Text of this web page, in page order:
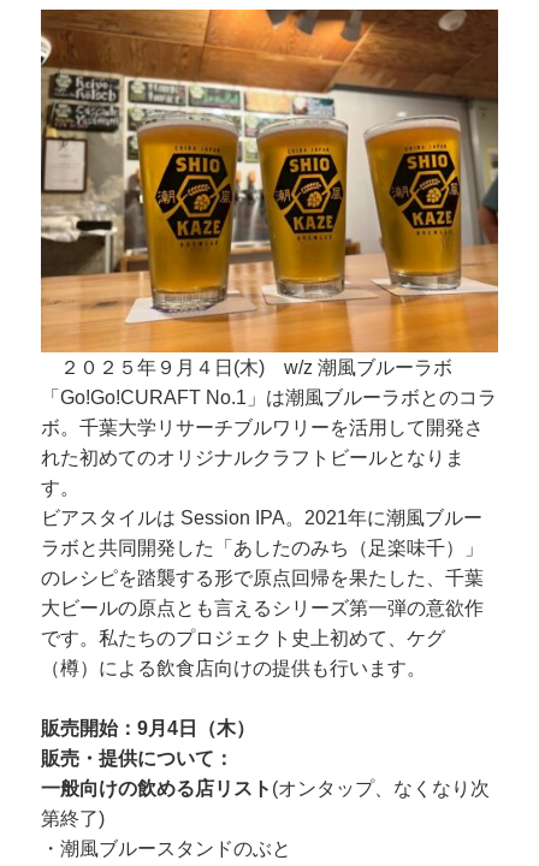
２０２５年９月４日(木) w/z 潮風ブルーラボ
「Go!Go!CURAFT No.1」は潮風ブルーラボとのコラ
ボ。千葉大学リサーチブルワリーを活用して開発さ
れた初めてのオリジナルクラフトビールとなりま
す。
ビアスタイルは Session IPA。2021年に潮風ブルー
ラボと共同開発した「あしたのみち（足楽味千）」
のレシピを踏襲する形で原点回帰を果たした、千葉
大ビールの原点とも言えるシリーズ第一弾の意欲作
です。私たちのプロジェクト史上初めて、ケグ
（樽）による飲食店向けの提供も行います。
販売開始：9月4日（木）
販売・提供について：
一般向けの飲める店リスト (オンタップ、なくなり次
第終了)
・潮風ブルースタンドのぶと